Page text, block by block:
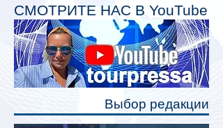
планируется начать в 2027 году.
Одним из главных нововведений
станут индивидуальные шторки у
каждого спального места. Они
позволят пассажирам закрыть свою
полку во время сна или отдыха,
СМОТРИТЕ НАС В YouTube
Выбор редакции